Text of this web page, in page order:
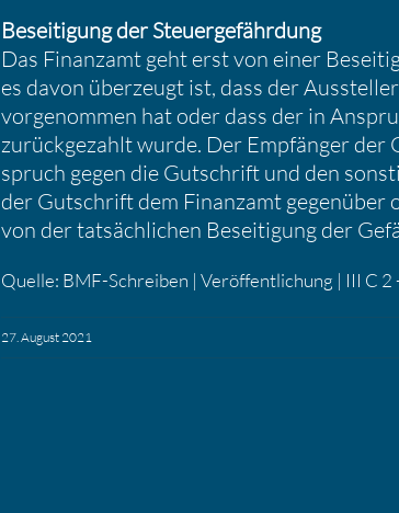
Besei­ti­gung der Steuer­ge­fähr­dung
Das Finanzamt geht erst von einer
es davon überzeugt ist, dass der
vorge­nommen hat oder dass der in
zurück­ge­zahlt wurde. Der Empfänger
spruch gegen die Gutschrift und den
der Gutschrift dem Finanzamt gegen­über
von der tatsäch­li­chen Besei­ti­gung der
Quelle: BMF-Schreiben | Veröf­fent­li­chung | III C
27. August 2021